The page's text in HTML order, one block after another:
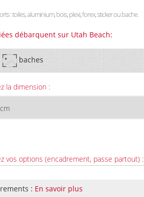
: toiles, aluminium, bois, plexi, forex, sticker ou bache.
débarquent sur Utah Beach:
baches
la dimension :
vos options (encadrement, passe partout) :
: En savoir plus